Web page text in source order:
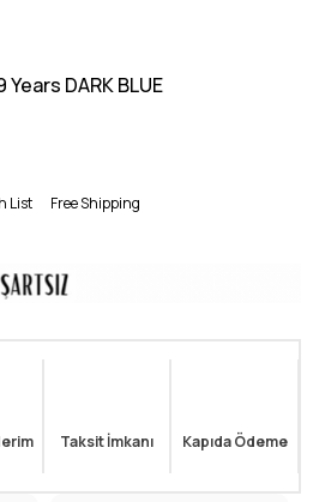
DARK BLUE
List Free Shipping
Taksit İmkanı Kapıda Ödeme